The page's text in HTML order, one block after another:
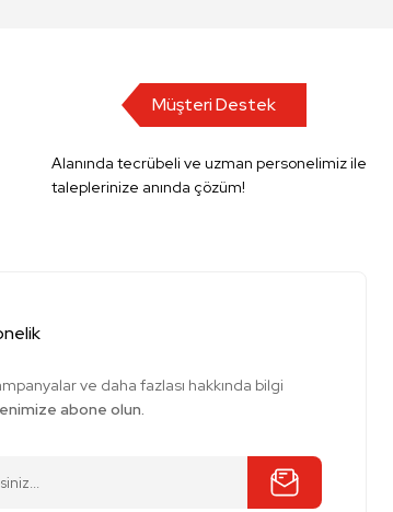
Müşteri Destek
Alanında tecrübeli ve uzman personelimiz ile
taleplerinize anında çözüm!
ve daha fazlası hakkında bilgi
abone olun.